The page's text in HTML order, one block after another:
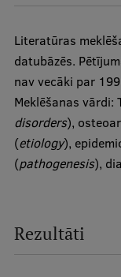
EURAXESS
EATRIS
Literatūras
datubāzēs.
nav vecāki par
Meklēšanas vārdi:
disorders),
(etiology),
(pathogenesis),
Rezultāti